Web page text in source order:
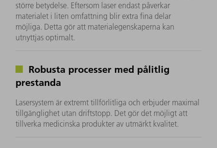
större betydelse. Eftersom laser endast påverkar
materialet i liten omfattning blir extra fina delar
möjliga. Detta gör att materialegenskaperna kan
utnyttjas optimalt.
Robusta processer med pålitlig
prestanda
Lasersystem är extremt tillförlitliga och erbjuder maximal
tillgänglighet utan driftstopp. Det gör det möjligt att
tillverka medicinska produkter av utmärkt kvalitet.